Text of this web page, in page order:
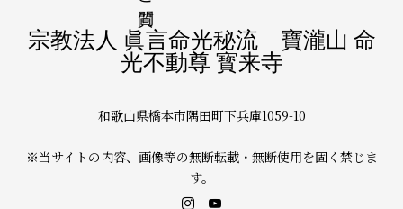
宗教法人 眞言命光秘流 寶瀧山 命
光不動尊 寳来寺
和歌山県橋本市隅田町下兵庫1059-10
※当サイトの内容、画像等の無断転載・無断使用を固く禁じま
す。